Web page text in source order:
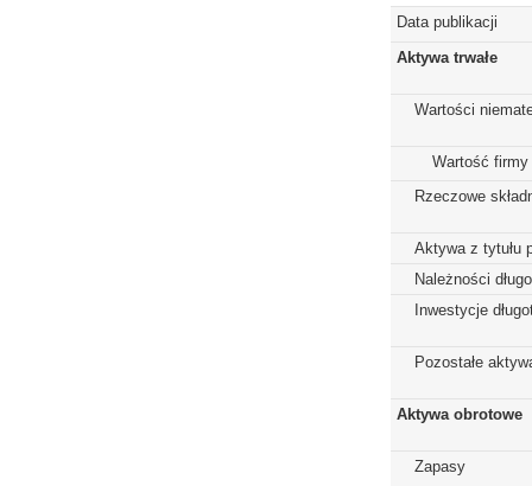
Data publikacji
Aktywa trwałe
Wartości
Wartość firmy
Rzeczowe
Aktywa z tytułu
Należności
Inwestycje
Pozostałe
Aktywa obrotowe
Zapasy